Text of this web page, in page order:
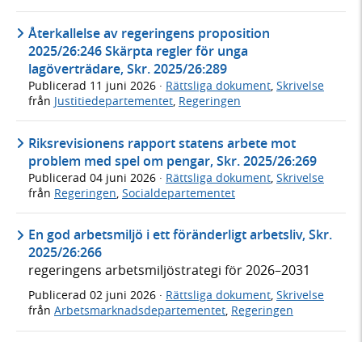
Återkallelse av regeringens proposition
2025/26:246 Skärpta regler för unga
lagöverträdare, Skr. 2025/26:289
Publicerad 11 juni 2026 · Rättsliga dokument, Skrivelse
från Justitiedepartementet, Regeringen
Riksrevisionens rapport statens arbete mot
problem med spel om pengar, Skr. 2025/26:269
Publicerad 04 juni 2026 · Rättsliga dokument Skrivelse
från Regeringen Socialdepartementet
En god arbetsmiljö i ett föränderligt arbetsliv, Skr.
2025/26:266
regeringens arbetsmiljöstrategi för 2026–2031
Publicerad 02 juni 2026 · Rättsliga dokument, Skrivelse
från Arbetsmarknadsdepartementet, Regeringen